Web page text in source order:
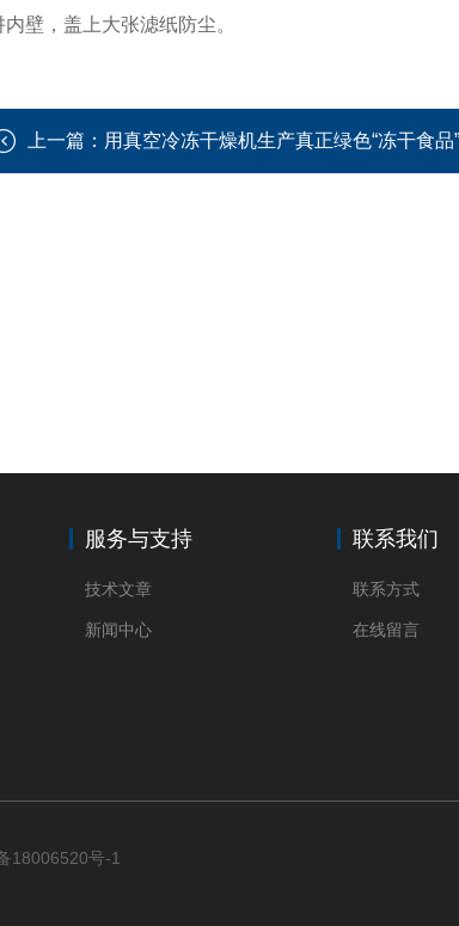
内壁，盖上大张滤纸防尘。
上一篇： 用真空冷冻干燥机生产真正绿色“冻干食品”
服务与支持
技术文章
新闻中心
联系我们
联系方式
在线留言
18006520号-1